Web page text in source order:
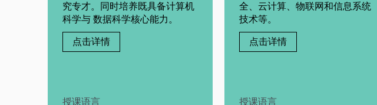
究专才。同时培养既具备计算机
科学与 数据科学核心能力。
点击详情
授课语言
全、云计算、物联网和信息系统
技术等。
点击详情
授课语言